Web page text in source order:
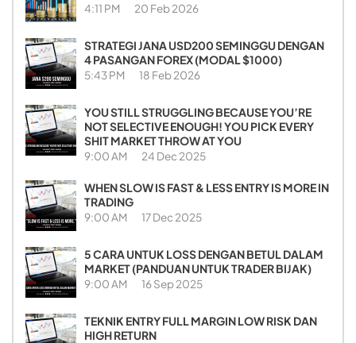
4:11 PM 20 Feb 2026
STRATEGI JANA USD200 SEMINGGU DENGAN
4 PASANGAN FOREX (MODAL $1000)
5:43 PM 18 Feb 2026
YOU STILL STRUGGLING BECAUSE YOU’RE
NOT SELECTIVE ENOUGH! YOU PICK EVERY
SHIT MARKET THROW AT YOU
9:00 AM 24 Dec 2025
WHEN SLOW IS FAST & LESS ENTRY IS MORE IN
TRADING
9:00 AM 17 Dec 2025
5 CARA UNTUK LOSS DENGAN BETUL DALAM
MARKET (PANDUAN UNTUK TRADER BIJAK)
9:00 AM 16 Sep 2025
TEKNIK ENTRY FULL MARGIN LOW RISK DAN
HIGH RETURN